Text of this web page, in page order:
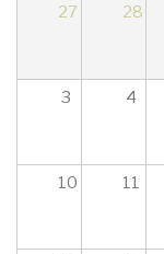
27
28
3 4
10 11